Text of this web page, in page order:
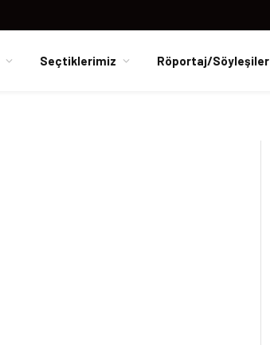
Seçtiklerimiz Röportaj/Söyleşiler